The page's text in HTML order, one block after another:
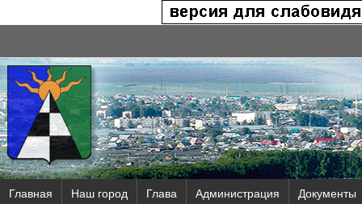
Главная Наш город Глава Администрация Документы